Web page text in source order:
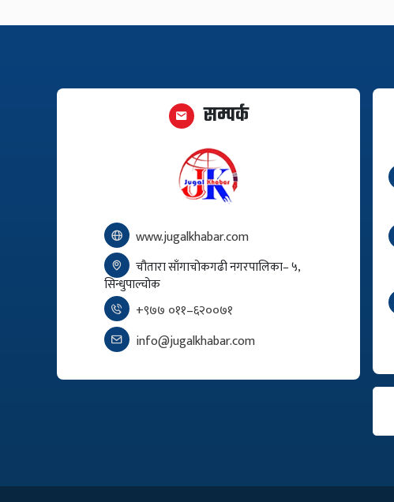
सम्पर्क
www.jugalkhabar.com
चौतारा साँगाचोकगढी नगरपालिका– ५,
सिन्धुपाल्चोक
+९७७ ०११–६२००७१
info@jugalkhabar.com